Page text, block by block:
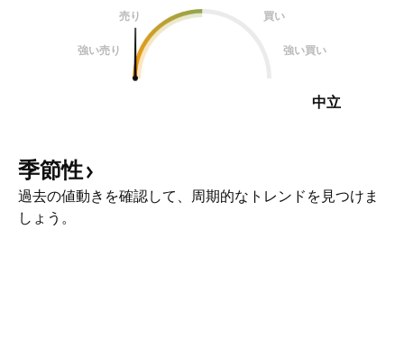
売り
買い
強い売り 強い買い
中立
季節性
過去の値動きを確認して、周期的なトレンドを見つけま
しょう。